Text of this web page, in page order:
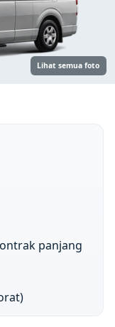
Lihat semua foto
panjang